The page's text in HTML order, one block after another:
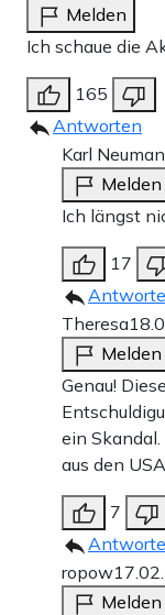
Melden
Ich schaue die
165
Antworten
Karl
Melden
Ich längst
17
Theresa
Melden
Genau!
ein
aus den
7
ropow
Melden